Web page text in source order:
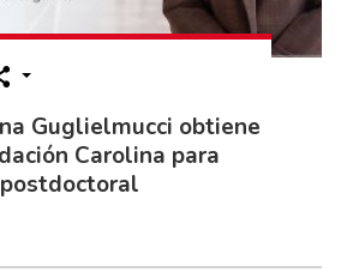
Guglielmucci obtiene
Carolina para